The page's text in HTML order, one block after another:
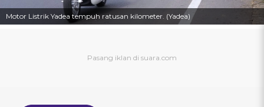
Motor Listrik Yadea tempuh ratusan kilometer. (Yadea)